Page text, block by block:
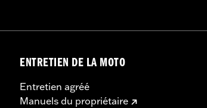
ENTRETIEN DE LA MOTO
Entretien agréé
Manuels du propriétaire